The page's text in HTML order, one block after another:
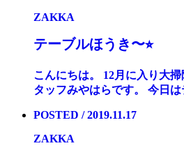
ZAKKA
テーブルほうき〜⭐︎
こんにちは。 12月に入り大
タッフみやはらです。 今日
POSTED / 2019.11.17
ZAKKA